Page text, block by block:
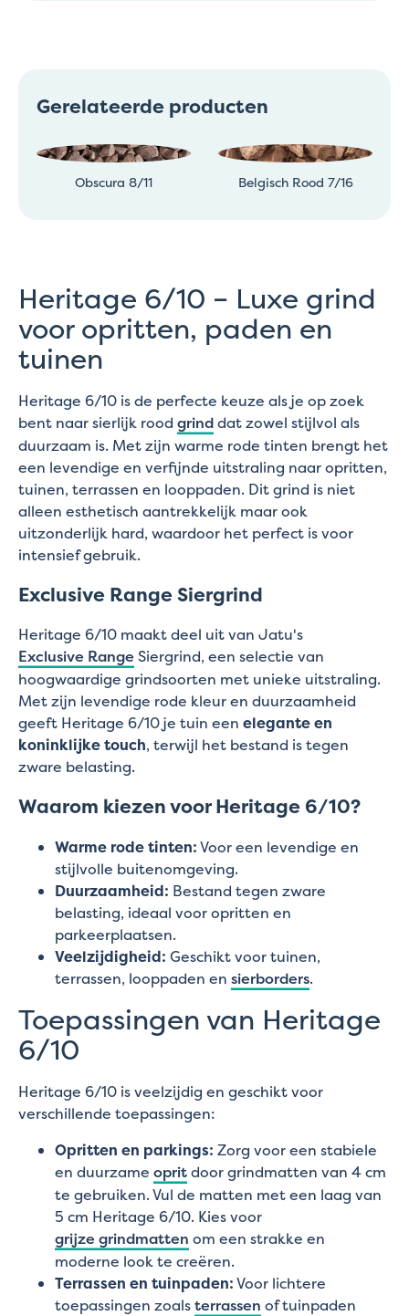
Gerelateerde producten
Obscura 8/11 Belgisch Rood 7/16
Heritage 6/10 – Luxe grind
voor opritten, paden en
tuinen
Heritage 6/10 is de perfecte keuze als je op zoek
bent naar sierlijk rood grinddat zowel stijlvol als
duurzaam is. Met zijn warme rode tinten brengt het
een levendige en verfijnde uitstraling naar opritten,
tuinen, terrassen en looppaden. Dit grind is niet
alleen esthetisch aantrekkelijk maar ook
uitzonderlijk hard, waardoor het perfect is voor
intensief gebruik.
Exclusive Range Siergrind
Heritage 6/10 maakt deel uit van Jatu's
Exclusive Range Siergrind, een selectie van
hoogwaardige grindsoorten met unieke uitstraling.
Met zijn levendige rode kleur en duurzaamheid
geeft Heritage 6/10 je tuin een elegante en
koninklijke touch, terwijl het bestand is tegen
zware belasting.
Waarom kiezen voor Heritage 6/10?
Warme rode tinten:Voor een levendige en
stijlvolle buitenomgeving.
Duurzaamheid: Bestand tegen zware
belasting, ideaal voor opritten en
parkeerplaatsen.
Veelzijdigheid: Geschikt voor tuinen,
terrassen, looppaden en sierborders.
Toepassingen van Heritage
6/10
Heritage 6/10 is veelzijdig en geschikt voor
verschillende toepassingen:
Opritten en parkings: Zorg voor een stabiele
en duurzame opritdoor grindmatten van 4 cm
te gebruiken. Vul de matten met een laag van
5 cm Heritage 6/10. Kies voor
grijze grindmatten om een strakke en
moderne look te creëren.
Terrassen en tuinpaden:Voor lichtere
toepassingen zoalsterrassen of tuinpaden